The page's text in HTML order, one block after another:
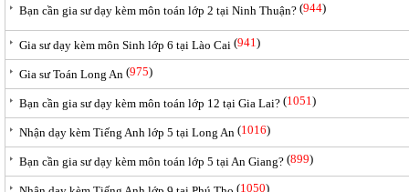
Bạn cần gia sư dạy kèm môn toán lớp 2 tại Ninh Thuận? (944)
Gia sư dạy kèm môn Sinh lớp 6 tại Lào Cai (941)
Gia sư Toán Long An (975)
Bạn cần gia sư dạy kèm môn toán lớp 12 tại Gia Lai? (1051)
Nhận dạy kèm Tiếng Anh lớp 5 tại Long An (1016)
Bạn cần gia sư dạy kèm môn toán lớp 5 tại An Giang? (899)
(1050)